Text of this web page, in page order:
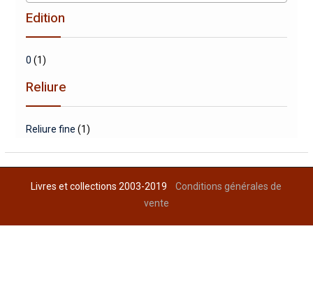
Edition
0 (1)
Reliure
Reliure fine (1)
Livres et collections 2003-2019Conditions générales de
vente